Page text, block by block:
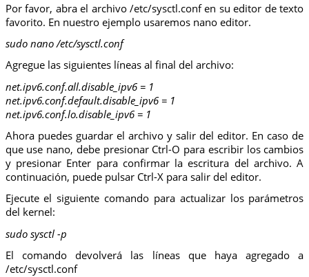
Por favor, abra el archivo /etc/sysctl.conf en su editor de texto
favorito. En nuestro ejemplo usaremos nano editor.
sudo nano /etc/sysctl.conf
Agregue las siguientes líneas al final del archivo:
net.ipv6.conf.all.disable_ipv6 = 1
net.ipv6.conf.default.disable_ipv6 = 1
net.ipv6.conf.lo.disable_ipv6 = 1
Ahora puedes guardar el archivo y salir del editor. En caso de
que use nano, debe presionar Ctrl-O para escribir los cambios
y presionar Enter para confirmar la escritura del archivo. A
continuación, puede pulsar Ctrl-X para salir del editor.
Ejecute el siguiente comando para actualizar los parámetros
del kernel:
sudo sysctl -p
El comando devolverá las líneas que haya agregado a
/etc/sysctl.conf